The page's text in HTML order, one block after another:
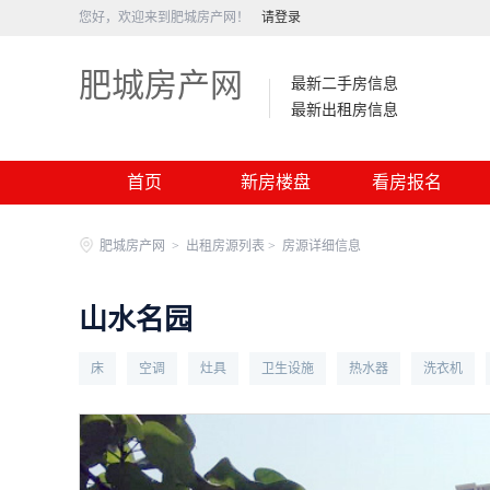
您好，欢迎来到肥城房产网！ 请登录
肥城房产网
最新二手房信息
最新出租房信息
首页 新房楼盘 看房报名
肥城房产网 > 出租房源列表 > 房源详细信息
山水名园
床 空调 灶具 卫生设施 热水器 洗衣机